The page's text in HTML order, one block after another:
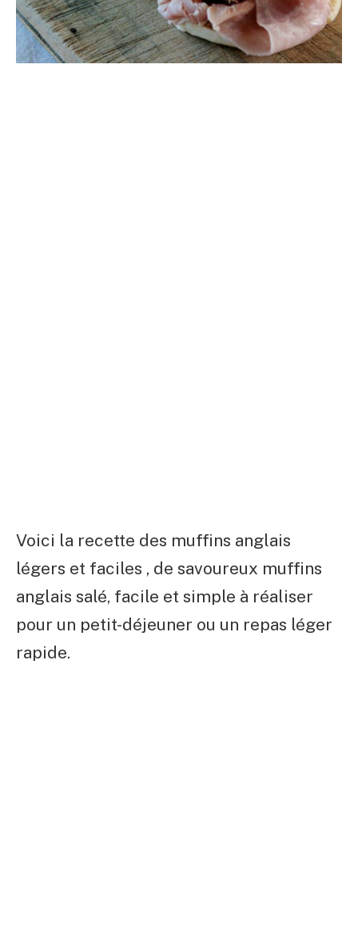
Voici la recette des muffins anglais
légers et faciles , de savoureux muffins
anglais salé, facile et simple à réaliser
pour un petit-déjeuner ou un repas léger
rapide.